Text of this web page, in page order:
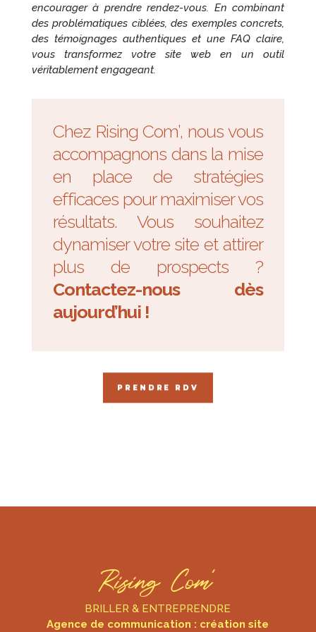
encourager à prendre rendez-vous. En combinant
des problématiques ciblées, des exemples concrets,
des témoignages authentiques et une FAQ claire,
vous transformez votre site web en un outil
véritablement engageant.
Chez Rising Com’, nous vous
accompagnons dans la mise
en place de stratégies
efficaces pour maximiser vos
résultats. Vous souhaitez
dynamiser votre site et attirer
plus de prospects ?
Contactez-nous dès
aujourd’hui!
PRENDRE RDV
Rising Com’
BRILLER & ENTREPRENDRE
Agence de communication : création site